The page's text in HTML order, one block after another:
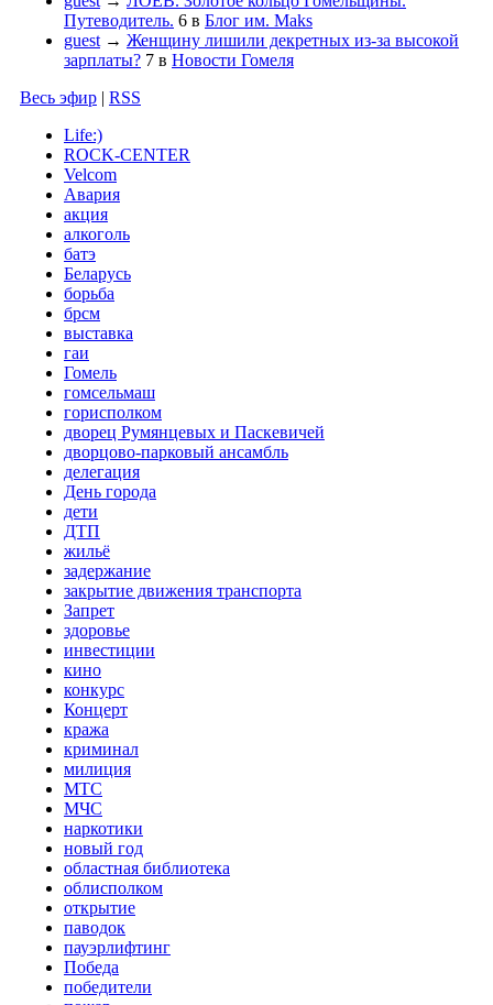
Путеводитель. 6 в Блог им. Maks
guest → Женщину лишили декретных из-за высокой
зарплаты? 7 в Новости Гомеля
Весь эфир | RSS
Life:)
ROCK-CENTER
Velcom
Авария
акция
алкоголь
батэ
Беларусь
борьба
брсм
выставка
гаи
Гомель
гомсельмаш
горисполком
дворец Румянцевых и Паскевичей
дворцово-парковый ансамбль
делегация
День города
дети
ДТП
жильё
задержание
закрытие движения транспорта
Запрет
здоровье
инвестиции
кино
конкурс
Концерт
кража
криминал
милиция
МТС
МЧС
наркотики
новый год
областная библиотека
облисполком
открытие
паводок
пауэрлифтинг
Победа
победители